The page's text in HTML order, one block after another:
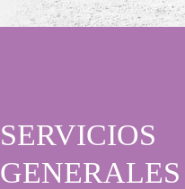
SERVICIOS
GENERALES